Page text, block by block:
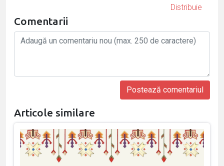
Distribuie
Comentarii
Articole similare